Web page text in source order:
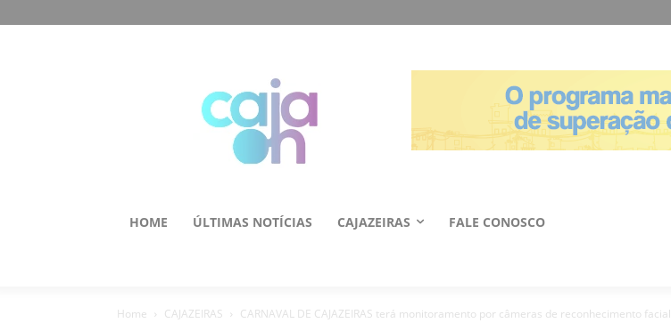
HOME ÚLTIMAS NOTÍCIAS CAJAZEIRAS FALE CONOSCO
Home CAJAZEIRAS CARNAVAL DE CAJAZEIRAS terá monitoramento por câmeras de reconhecimento facial